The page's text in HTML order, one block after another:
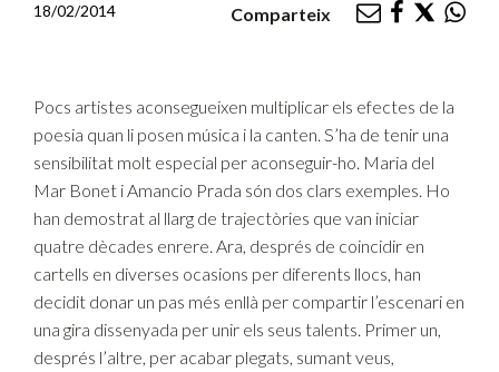
18/02/2014 Comparteix
Pocs artistes aconsegueixen multiplicar els efectes de la
poesia quan li posen música i la canten. S’ha de tenir una
sensibilitat molt especial per aconseguir-ho. Maria del
Mar Bonet i Amancio Prada són dos clars exemples. Ho
han demostrat al llarg de trajectòries que van iniciar
quatre dècades enrere. Ara, després de coincidir en
cartells en diverses ocasions per diferents llocs, han
decidit donar un pas més enllà per compartir l’escenari en
una gira dissenyada per unir els seus talents. Primer un,
després l’altre, per acabar plegats, sumant veus,